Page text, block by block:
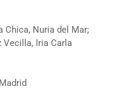
Chica, Nuria del Mar;
Vecilla, Iria Carla